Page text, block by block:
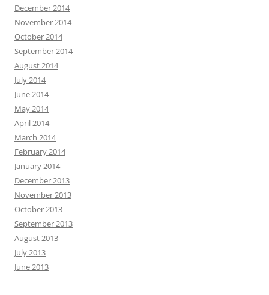
December 2014
November 2014
October 2014
September 2014
August 2014
July 2014
June 2014
May 2014
April 2014
March 2014
February 2014
January 2014
December 2013
November 2013
October 2013
September 2013
August 2013
July 2013
June 2013